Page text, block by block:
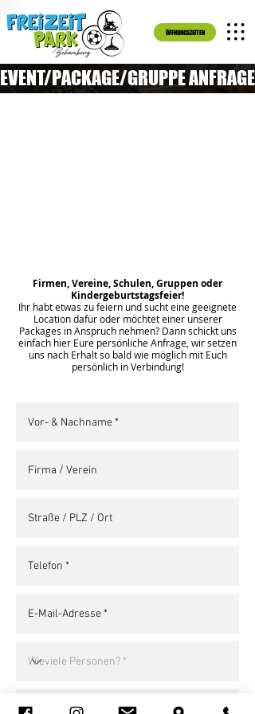
ÖFFNUNGSZEITEN
EVENT/PACKAGE/GRUPPE ANFRAGE
Firmen, Vereine, Schulen, Gruppen oder
Kindergeburtstagsfeier!
Ihr habt etwas zu feiern und sucht eine geeignete
Location dafür oder möchtet einer unserer
Packages in Anspruch nehmen? Dann schickt uns
einfach hier Eure persönliche Anfrage, wir setzen
uns nach Erhalt so bald wie möglich mit Euch
persönlich in Verbindung!